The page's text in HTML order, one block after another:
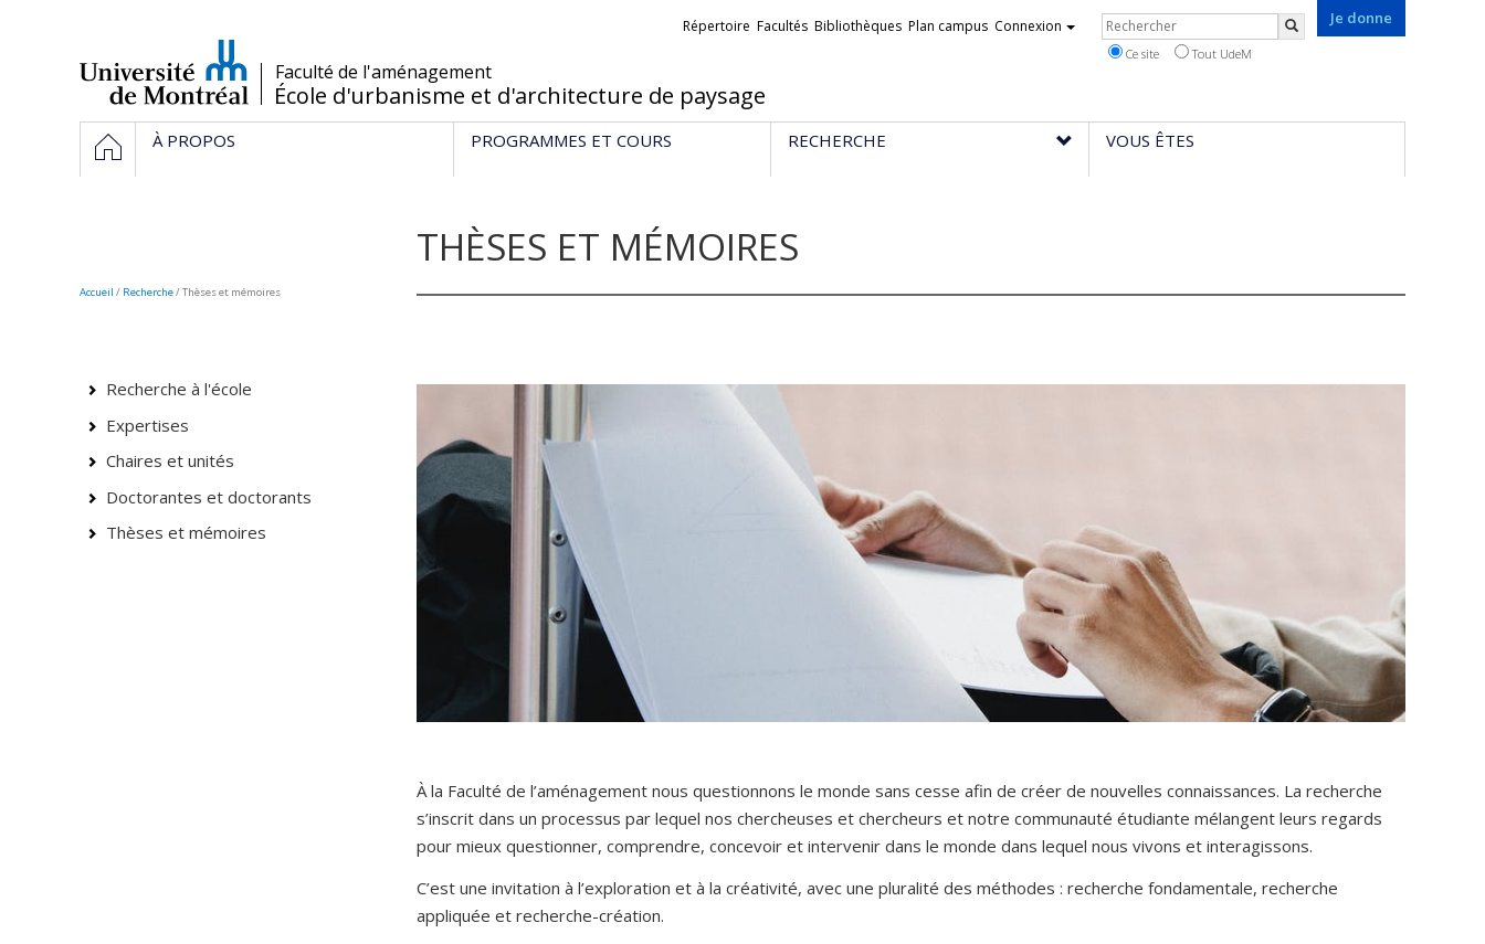
/Faculté de l'aménagement
École d'urbanisme et d'architecture de paysage
Je donne
Liens
Répertoire Facultés Bibliothèques Plan campus Connexion Rechercher
Ce site Tout UdeM
Navigation
principale
ACCUEIL
À PROPOS PROGRAMMES ET COURS RECHERCHE VOUS ÊTES
THÈSES ET MÉMOIRES
À la Faculté de l’aménagement nous questionnons le monde sans cesse afin de créer de nouvelles connaissances. La recherche
s’inscrit dans un processus par lequel nos chercheuses et chercheurs et notre communauté étudiante mélangent leurs regards
pour mieux questionner, comprendre, concevoir et intervenir dans le monde dans lequel nous vivons et interagissons.
C’est une invitation à l’exploration et à la créativité, avec une pluralité des méthodes : recherche fondamentale, recherche
appliquée et recherche-création.
Accueil / Recherche/Thèses et mémoires
Recherche à l'école
Expertises
Chaires et unités
Doctorantes et doctorants
Thèses et mémoires